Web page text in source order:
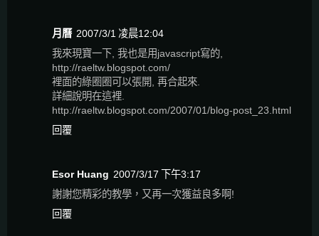
月曆 2007/3/1 凌晨12:04
我來現寶一下, 我也是用javascript寫的,
http://raeltw.blogspot.com/
裡面的綠圈圈可以張開, 再合起來.
詳細說明在這裡.
http://raeltw.blogspot.com/2007/01/blog-post_23.html
回覆
Esor Huang 2007/3/17 下午3:17
謝謝您精彩的教學，又再一次獲益良多啊!
回覆